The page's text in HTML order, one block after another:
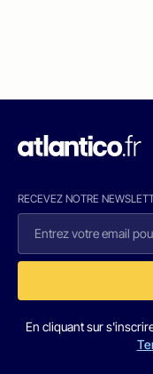
RECEVEZ NOTRE
En cliquant sur